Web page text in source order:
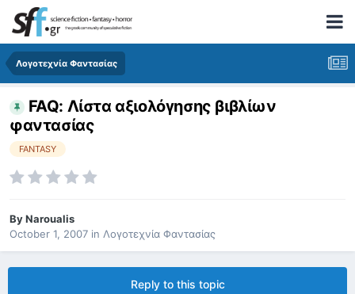
Λογοτεχνία Φαντασίας
FAQ: Λίστα αξιολόγησης βιβλίων
φαντασίας
FANTASY
ByNaroualis
October 1, 2007 in Λογοτεχνία Φαντασίας
Reply to this topic